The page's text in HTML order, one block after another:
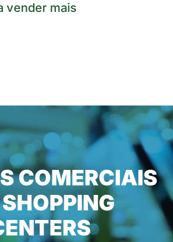
vender mais
COMERCIAIS